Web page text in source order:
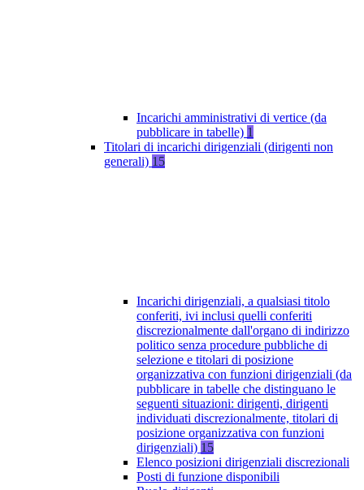
Incarichi amministrativi di vertice (da
pubblicare in tabelle) 1
Titolari di incarichi dirigenziali (dirigenti non
generali) 15
Incarichi dirigenziali, a qualsiasi titolo
conferiti, ivi inclusi quelli conferiti
discrezionalmente dall'organo di indirizzo
politico senza procedure pubbliche di
selezione e titolari di posizione
organizzativa con funzioni dirigenziali (da
pubblicare in tabelle che distinguano le
seguenti situazioni: dirigenti, dirigenti
individuati discrezionalmente, titolari di
posizione organizzativa con funzioni
dirigenziali) 15
Elenco posizioni dirigenziali discrezionali
Posti di funzione disponibili